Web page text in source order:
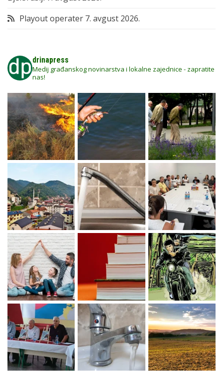
Playout operater 7. avgust 2026.
drinapress
Medij građanskog novinarstva i lokalne zajednice - zapratite
nas!